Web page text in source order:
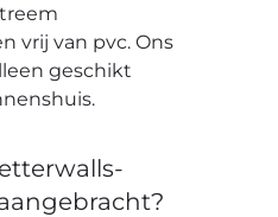
vrij van pvc. Ons
geschikt